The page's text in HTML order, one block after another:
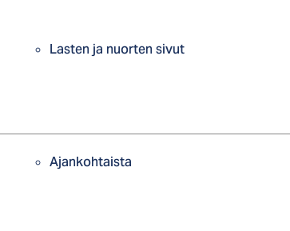
Lasten ja nuorten sivut
Ajankohtaista